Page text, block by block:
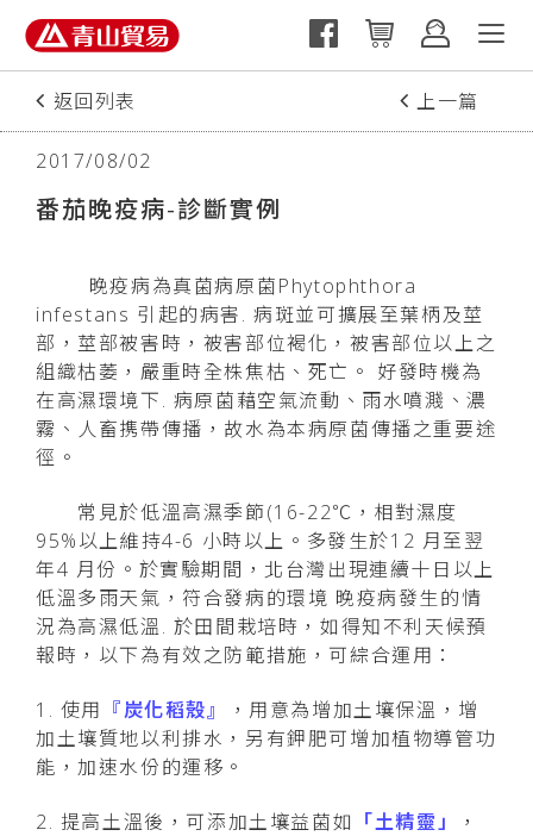
返回列表 下一篇
2017/08/02
番茄晚疫病-診斷實例
晚疫病為真菌病原菌Phytophthora
infestans 引起的病害. 病斑並可擴展至葉柄及莖
部，莖部被害時，被害部位褐化，被害部位以上之
組織枯萎，嚴重時全株焦枯、死亡。 好發時機為
在高濕環境下. 病原菌藉空氣流動、雨水噴濺、濃
霧、人畜携帶傳播，故水為本病原菌傳播之重要途
徑。
常見於低溫高濕季節(16-22℃，相對濕度
95%以上維持4-6 小時以上。多發生於12 月至翌
年4 月份。於實驗期間，北台灣出現連續十日以上
低溫多雨天氣，符合發病的環境 晚疫病發生的情
況為高濕低溫. 於田間栽培時，如得知不利天候預
報時，以下為有效之防範措施，可綜合運用：
1. 使用 『炭化稻殼』
，用意為增加土壤保溫，增
加土壤質地以利排水，另有鉀肥可增加植物導管功
能，加速水份的運移。
2. 提高土溫後，可添加土壤益菌如 「土精靈」
，